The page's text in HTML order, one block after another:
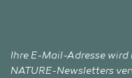
Ihre E-Mail-Adresse wird
NATURE-Newsletters